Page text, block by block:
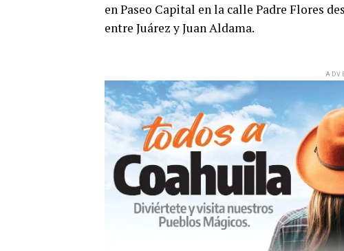
en Paseo Capital en la calle Padre Flores
entre Juárez y Juan Aldama.